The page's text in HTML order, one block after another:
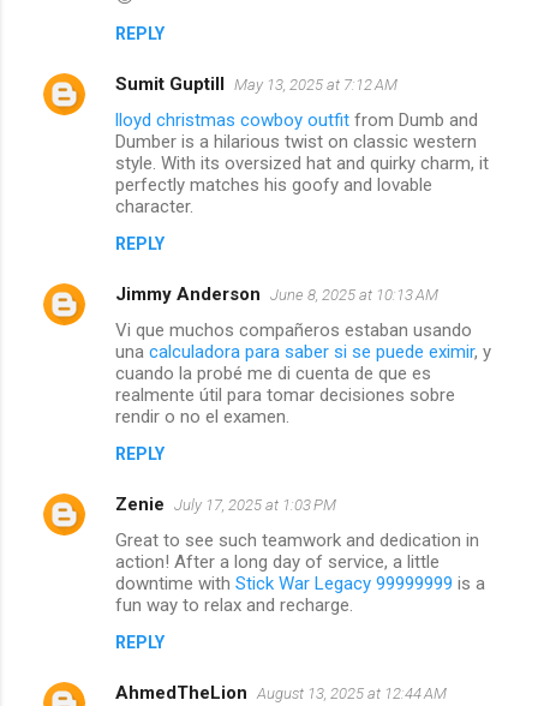
REPLY
Sumit Guptill May 13, 2025 at 7:12 AM
lloyd christmas cowboy outfit from Dumb and
Dumber is a hilarious twist on classic western
style. With its oversized hat and quirky charm, it
perfectly matches his goofy and lovable
character.
REPLY
Jimmy Anderson June 8, 2025 at 10:13 AM
Vi que muchos compañeros estaban usando
una calculadora para saber si se puede eximir, y
cuando la probé me di cuenta de que es
realmente útil para tomar decisiones sobre
rendir o no el examen.
REPLY
Zenie July 17, 2025 at 1:03 PM
Great to see such teamwork and dedication in
action! After a long day of service, a little
downtime with Stick War Legacy 99999999 is a
fun way to relax and recharge.
REPLY
AhmedTheLion August 13, 2025 at 12:44 AM